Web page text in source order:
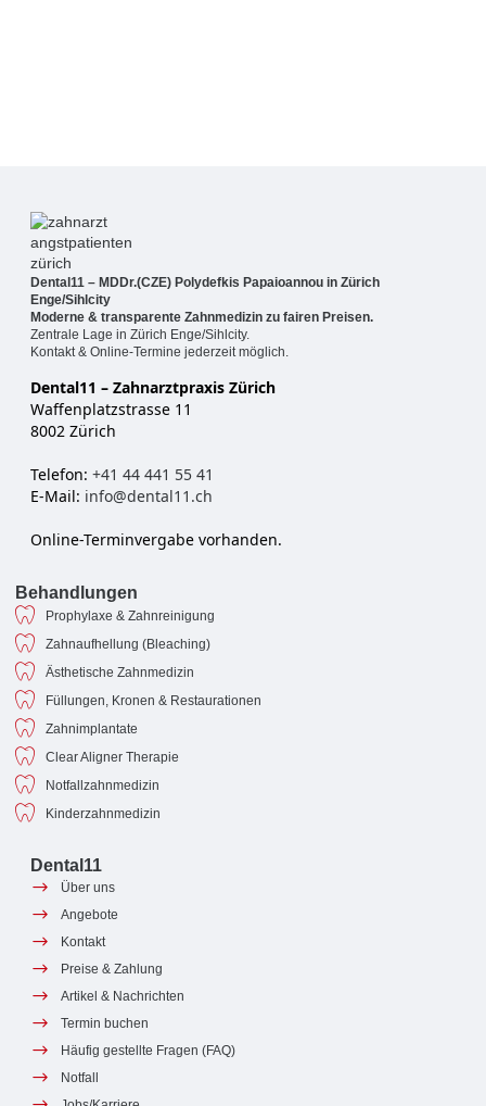
Dental11 – MDDr.(CZE) Polydefkis Papaioannou in Zürich
Enge/Sihlcity
Moderne & transparente Zahnmedizin zu fairen Preisen.
Zentrale Lage in Zürich Enge/Sihlcity.
Kontakt & Online-Termine jederzeit möglich.
Dental11 – Zahnarztpraxis Zürich
Waffenplatzstrasse 11
8002 Zürich
Telefon: +41 44 441 55 41
E-Mail: info@dental11.ch
Online-Terminvergabe vorhanden.
Behandlungen
Prophylaxe & Zahnreinigung
Zahnaufhellung (Bleaching)
Ästhetische Zahnmedizin
Füllungen, Kronen & Restaurationen
Zahnimplantate
Clear Aligner Therapie
Notfallzahnmedizin
Kinderzahnmedizin
Dental11
Über uns
Angebote
Kontakt
Preise & Zahlung
Artikel & Nachrichten
Termin buchen
Häufig gestellte Fragen (FAQ)
Notfall